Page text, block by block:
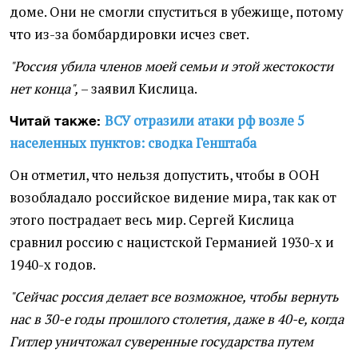
доме. Они не смогли спуститься в убежище, потому
что из-за бомбардировки исчез свет.
"Россия убила членов моей семьи и этой жестокости
нет конца", – заявил Кислица.
Читай также: ВСУ отразили атаки рф возле 5
населенных пунктов: сводка Генштаба
Он отметил, что нельзя допустить, чтобы в ООН
возобладало российское видение мира, так как от
этого пострадает весь мир. Сергей Кислица
сравнил россию с нацистской Германией 1930-х и
1940-х годов.
"Сейчас россия делает все возможное, чтобы вернуть
нас в 30-е годы прошлого столетия, даже в 40-е, когда
Гитлер уничтожал суверенные государства путем